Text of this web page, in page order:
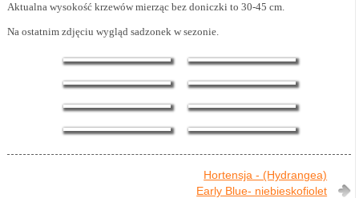
Aktualna wysokość krzewów mierząc bez doniczki to 30-45 cm.
Na ostatnim zdjęciu wygląd sadzonek w sezonie.
Hortensja - (Hydrangea)
Early Blue- niebieskofiolet